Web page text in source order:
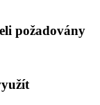
požadovány